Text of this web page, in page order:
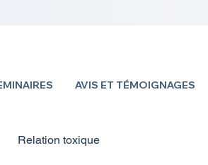
AVIS ET TÉMOIGNAGES
Relation toxique